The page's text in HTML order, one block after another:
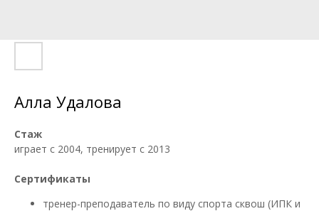
Алла Удалова
Стаж
играет с 2004, тренирует с 2013
Сертификаты
тренер-преподаватель по виду спорта сквош (ИПК и